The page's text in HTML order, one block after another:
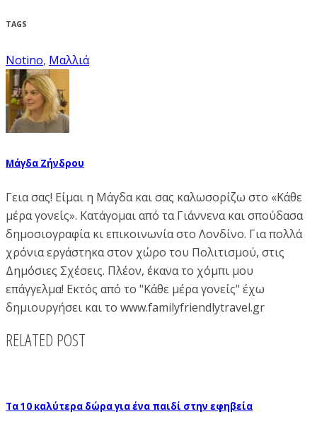
TAGS
Notino, Μαλλιά
Μάγδα Ζήνδρου
Γεια σας! Είμαι η Μάγδα και σας καλωσορίζω στο «Κάθε
μέρα γονείς». Κατάγομαι από τα Γιάννενα και σπούδασα
δημοσιογραφία κι επικοινωνία στο Λονδίνο. Για πολλά
χρόνια εργάστηκα στον χώρο του Πολιτισμού, στις
Δημόσιες Σχέσεις. Πλέον, έκανα το χόμπι μου
επάγγελμα! Εκτός από το "Κάθε μέρα γονείς" έχω
δημιουργήσει και το www.familyfriendlytravel.gr
RELATED POST
Τα 10 καλύτερα δώρα για ένα παιδί στην εφηβεία